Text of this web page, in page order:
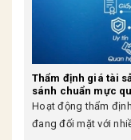
Thẩm định giá tài
sánh chuẩn mực
Hoạt động thẩm
đang đối mặt với